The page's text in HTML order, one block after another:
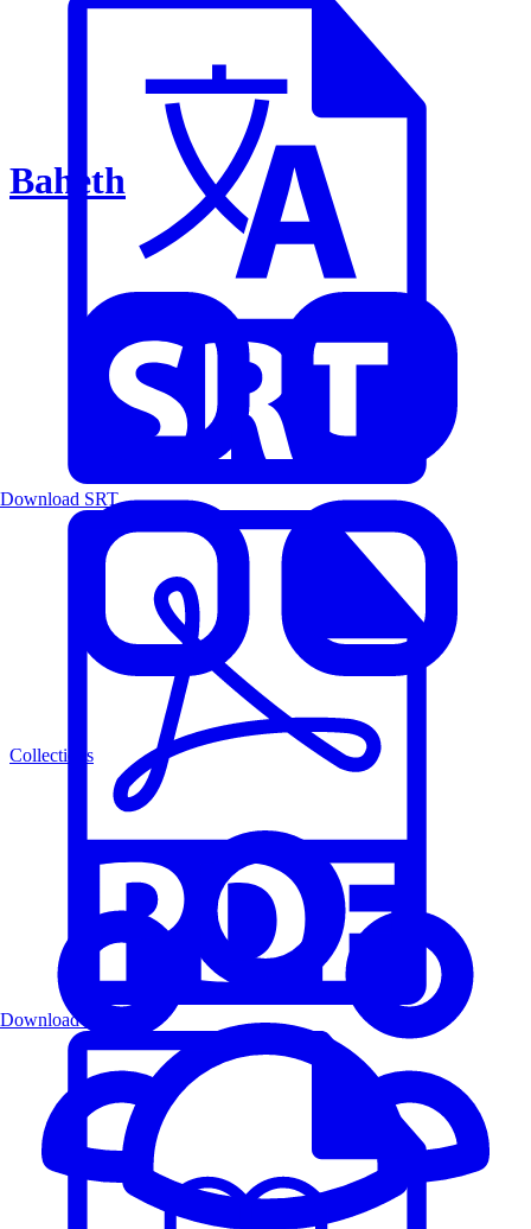
Baheth
Collections
Download SRT
Download PDF